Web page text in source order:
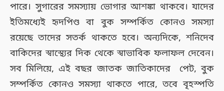
পারে। সুগারের সমস্যায় ভোগার আশঙ্কা থাকবে। যাদের
ইতিমধ্যেই হৃদপিণ্ড বা বুক সম্পর্কিত কোনও সমস্যা
রয়েছে তাদের সতর্ক থাকতে হবে। অন্যদিকে, শনিদেব
বাকিদের স্বাস্থ্যের দিক থেকে স্বাভাবিক ফলাফল দেবেন।
সব মিলিয়ে, এই বছর জাতক জাতিকাদের পেট, বুক
সম্পর্কিত কোনও সমস্যা থাকতে পারে, তবে বৃহস্পতি